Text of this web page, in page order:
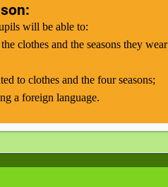
will be able to:
clothes and the seasons they wear
to clothes and the fourseasons;
a foreign language.